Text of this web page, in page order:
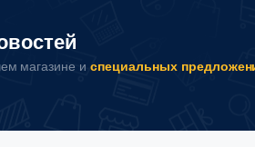
магазине испециальных